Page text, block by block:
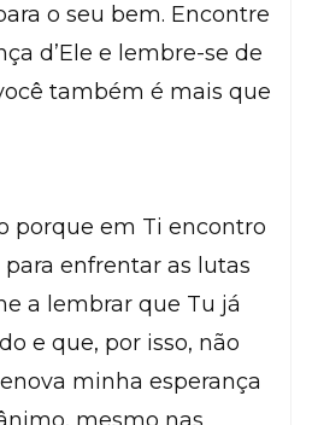
o seu bem. Encontre
d’Ele e lembre-se de
também é mais que
porque em Ti encontro
enfrentar as lutas
a lembrar que Tu já
e que, por isso, não
minha esperança